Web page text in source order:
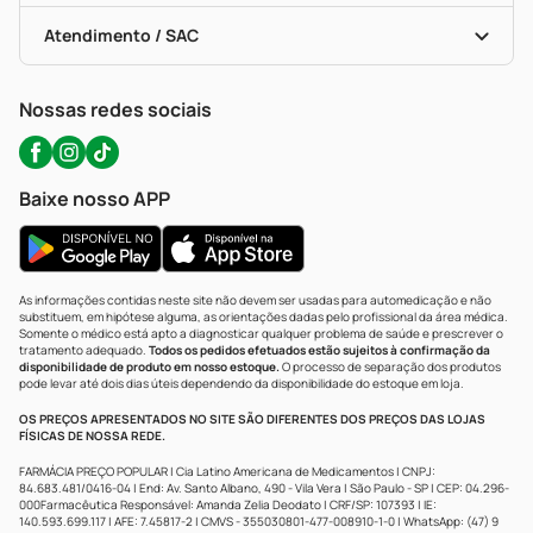
Bulas De A A Z
Políticas De Marketplace
Autoteste Covid-19
Portal Da Privacidade
Atendimento / SAC
Nossas redes sociais
Baixe nosso APP
As informações contidas neste site não devem ser usadas para automedicação e não
substituem, em hipótese alguma, as orientações dadas pelo profissional da área médica.
Somente o médico está apto a diagnosticar qualquer problema de saúde e prescrever o
tratamento adequado. Todos os pedidos efetuados estão sujeitos à confirmação da
disponibilidade de produto em nosso estoque.O processo de separação dos produtos
pode levar até dois dias úteis dependendo da disponibilidade do estoque em loja.
OS PREÇOS APRESENTADOS NO SITE SÃO DIFERENTES DOS PREÇOS DAS LOJAS
FÍSICAS DE NOSSA REDE.
FARMÁCIA PREÇO POPULAR | Cia Latino Americana de Medicamentos | CNPJ:
84.683.481/0416-04 | End: Av. Santo Albano, 490 - Vila Vera | São Paulo - SP | CEP: 04.296-
000Farmacêutica Responsável: Amanda Zelia Deodato | CRF/SP: 107393 | IE:
140.593.699.117 | AFE: 7.45817-2 | CMVS - 355030801-477-008910-1-0 | WhatsApp: (47) 9